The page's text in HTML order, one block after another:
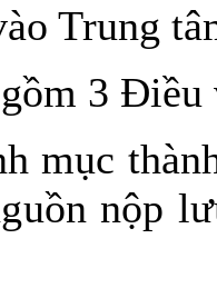
Trung
3
mục
nộp